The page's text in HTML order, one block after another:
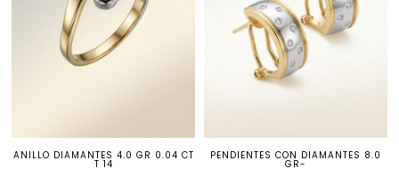
ANILLO DIAMANTES 4.0 GR 0.04 CT
T 14
PENDIENTES CON DIAMANTES 8.0
GR-